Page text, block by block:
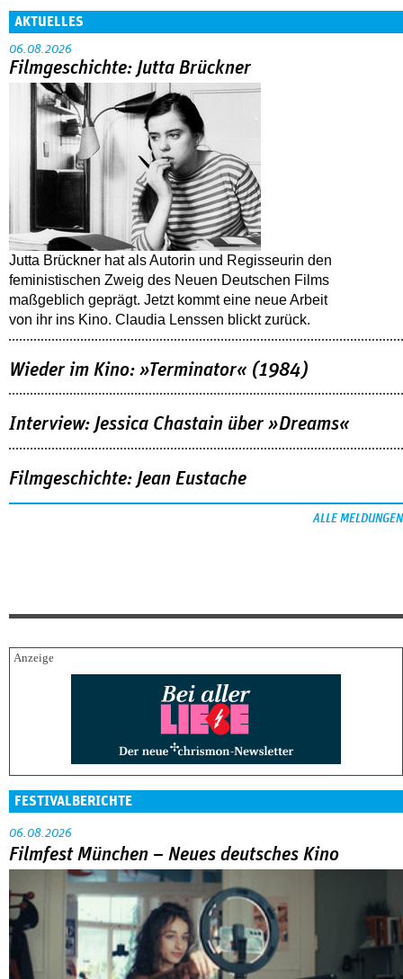
AKTUELLES
06.08.2026
Filmgeschichte: Jutta Brückner
Jutta Brückner hat als Autorin und Regisseurin den
feministischen Zweig des Neuen Deutschen Films
maßgeblich geprägt. Jetzt kommt eine neue Arbeit
von ihr ins Kino. Claudia Lenssen blickt zurück.
Wieder im Kino: »Terminator« (1984)
Interview: Jessica Chastain über »Dreams«
Filmgeschichte: Jean Eustache
ALLE MELDUNGEN
FESTIVALBERICHTE
06.08.2026
Filmfest München – Neues deutsches Kino